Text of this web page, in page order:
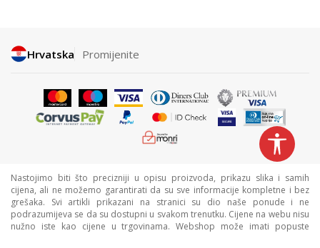
Hrvatska Promijenite
Nastojimo biti što precizniji u opisu proizvoda, prikazu slika i samih
cijena, ali ne možemo garantirati da su sve informacije kompletne i bez
grešaka. Svi artikli prikazani na stranici su dio naše ponude i ne
podrazumijeva se da su dostupni u svakom trenutku. Cijene na webu nisu
nužno iste kao cijene u trgovinama. Webshop može imati popuste